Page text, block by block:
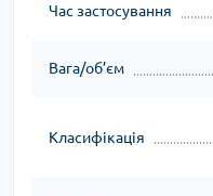
Час застосування
Вага/об’єм
Класифікація